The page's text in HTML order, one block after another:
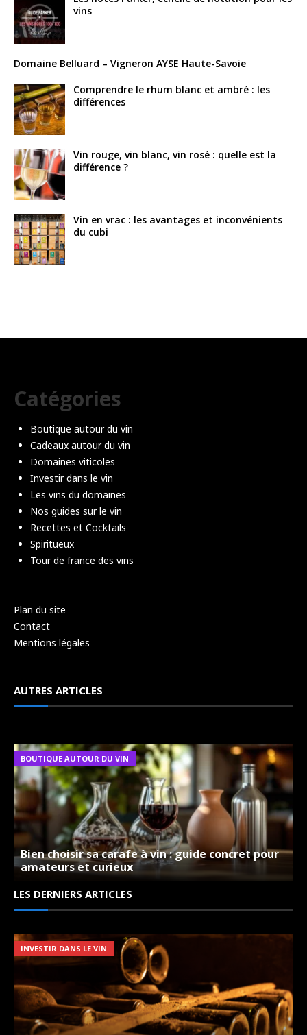
vins
Domaine Belluard – Vigneron AYSE Haute-Savoie
Comprendre le rhum blanc et ambré : les
différences
Vin rouge, vin blanc, vin rosé : quelle est la
différence ?
Vin en vrac : les avantages et inconvénients
du cubi
Catégories
Boutique autour du vin
Cadeaux autour du vin
Domaines viticoles
Investir dans le vin
Les vins du domaines
Nos guides sur le vin
Recettes et Cocktails
Spiritueux
Tour de france des vins
Plan du site
Contact
Mentions légales
AUTRES ARTICLES
LES VINS DU DOMAINES
BOUTIQUE AUTOUR DU VIN
Bien choisir sa carafe à vin : guide concret pour
amateurs et curieux
LES DERNIERS ARTICLES
INVESTIR DANS LE VIN